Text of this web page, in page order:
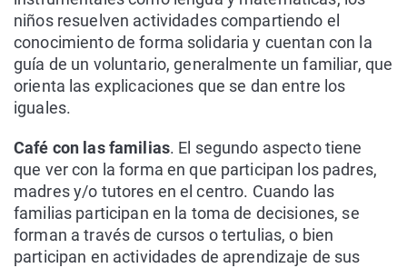
niños resuelven actividades compartiendo el
conocimiento de forma solidaria y cuentan con la
guía de un voluntario, generalmente un familiar, que
orienta las explicaciones que se dan entre los
iguales.
Café con las familias. El segundo aspecto tiene
que ver con la forma en que participan los padres,
madres y/o tutores en el centro. Cuando las
familias participan en la toma de decisiones, se
forman a través de cursos o tertulias, o bien
participan en actividades de aprendizaje de sus